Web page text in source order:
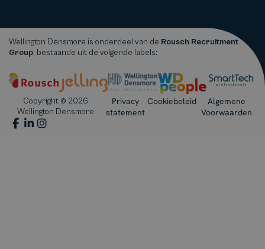
Wellington Densmore is onderdeel van de Rousch Recruitment
Group, bestaande uit de volgende labels:
Copyright © 2026
Wellington Densmore
Privacy
statement
Cookiebeleid
Algemene
Voorwaarden